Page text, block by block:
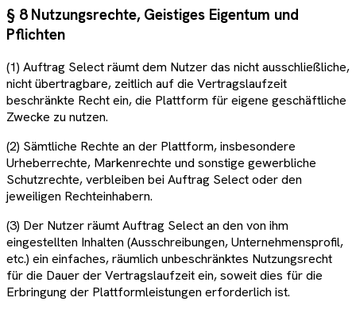
§ 8 Nutzungsrechte, Geistiges Eigentum und
Pflichten
(1) Auftrag Select räumt dem Nutzer das nicht ausschließliche,
nicht übertragbare, zeitlich auf die Vertragslaufzeit
beschränkte Recht ein, die Plattform für eigene geschäftliche
Zwecke zu nutzen.
(2) Sämtliche Rechte an der Plattform, insbesondere
Urheberrechte, Markenrechte und sonstige gewerbliche
Schutzrechte, verbleiben bei Auftrag Select oder den
jeweiligen Rechteinhabern.
(3) Der Nutzer räumt Auftrag Select an den von ihm
eingestellten Inhalten (Ausschreibungen, Unternehmensprofil,
etc.) ein einfaches, räumlich unbeschränktes Nutzungsrecht
für die Dauer der Vertragslaufzeit ein, soweit dies für die
Erbringung der Plattformleistungen erforderlich ist.